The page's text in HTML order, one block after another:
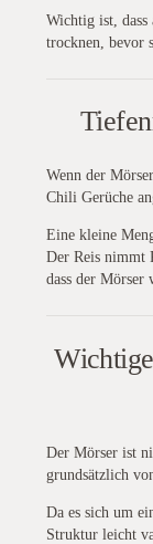
Wichtig ist,
trocknen, bevor
Wenn der
Chili Gerüche
Eine kleine
Der Reis nimmt
dass der Mörser
Der Mörser ist
grundsätzlich
Da es sich um
Struktur leicht